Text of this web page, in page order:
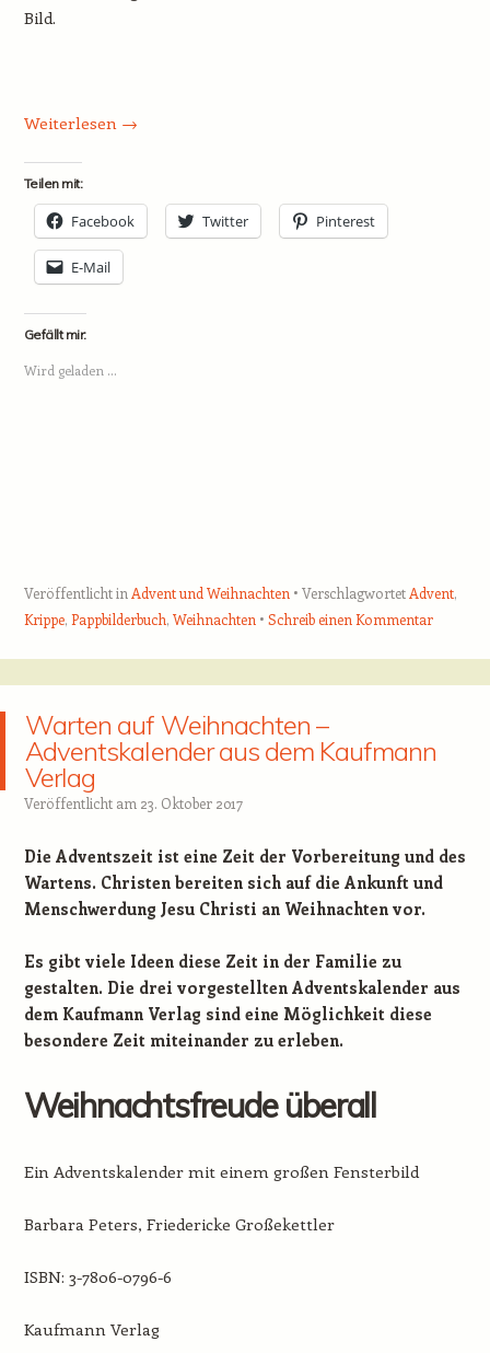
Bild.
Weiterlesen →
Teilen mit:
Facebook Twitter Pinterest
E-Mail
Gefällt mir:
Wird geladen …
Veröffentlicht in Advent und Weihnachten Verschlagwortet Advent,
Krippe, Pappbilderbuch, Weihnachten Schreib einen Kommentar
Warten auf Weihnachten –
Adventskalender aus dem Kaufmann
Verlag
Veröffentlicht am 23. Oktober 2017
Die Adventszeit ist eine Zeit der Vorbereitung und des
Wartens. Christen bereiten sich auf die Ankunft und
Menschwerdung Jesu Christi an Weihnachten vor.
Es gibt viele Ideen diese Zeit in der Familie zu
gestalten. Die drei vorgestellten Adventskalender aus
dem Kaufmann Verlag sind eine Möglichkeit diese
besondere Zeit miteinander zu erleben.
Weihnachtsfreude überall
Ein Adventskalender mit einem großen Fensterbild
Barbara Peters, Friedericke Großekettler
ISBN: 3-7806-0796-6
Kaufmann Verlag